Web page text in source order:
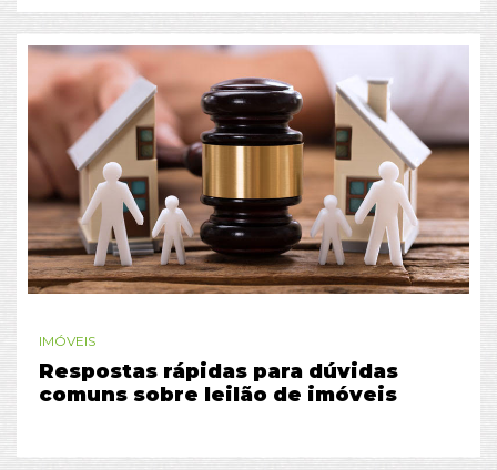
IMÓVEIS
Respostas rápidas para dúvidas
comuns sobre leilão de imóveis